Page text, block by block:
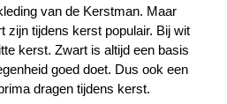
van de Kerstman. Maar
zijn tijdens kerst populair. Bij wit
kerst. Zwart is altijd een basis
goed doet. Dus ook een
dragen tijdens kerst.